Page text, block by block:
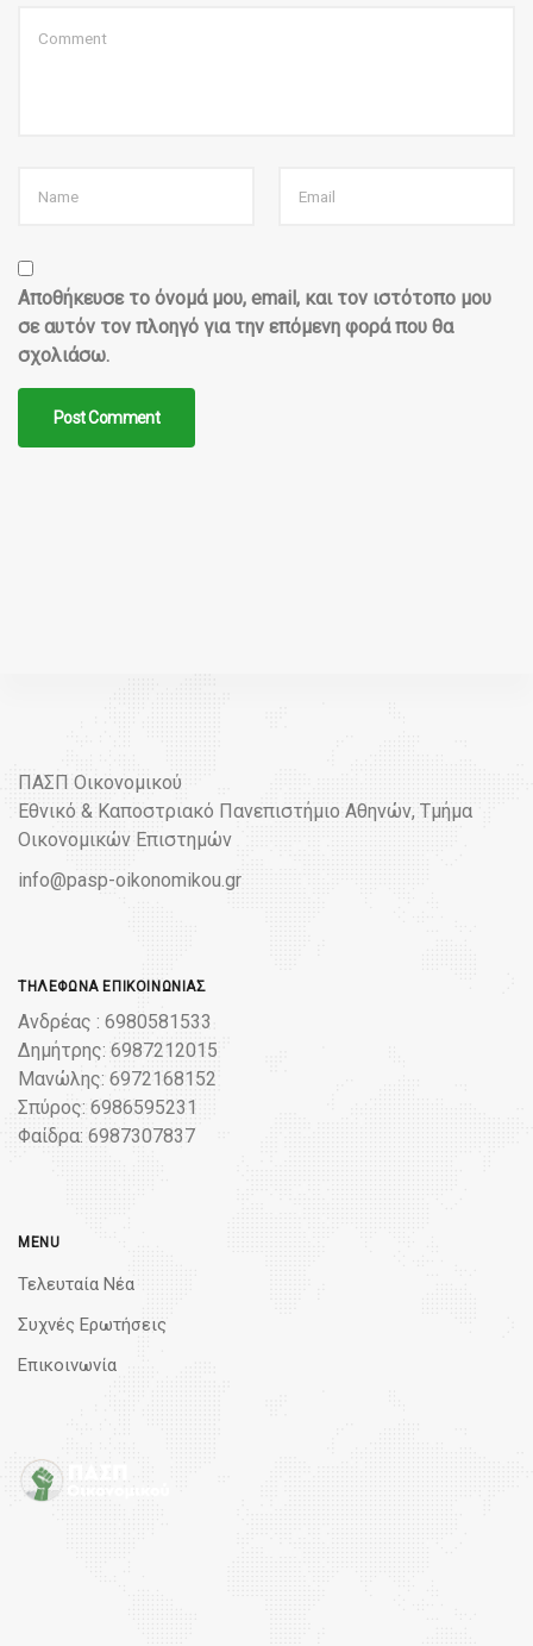
Αποθήκευσε το όνομά μου, email, και τον ιστότοπο μου
σε αυτόν τον πλοηγό για την επόμενη φορά που θα
σχολιάσω.
ΠΑΣΠ Οικονομικού
Εθνικό & Καποστριακό Πανεπιστήμιο Αθηνών, Τμήμα
Οικονομικών Επιστημών
info@pasp-oikonomikou.gr
ΤΗΛΈΦΩΝΑ ΕΠΙΚΟΙΝΩΝΊΑΣ
Ανδρέας : 6980581533
Δημήτρης: 6987212015
Μανώλης: 6972168152
Σπύρος: 6986595231
Φαίδρα: 6987307837
MENU
Τελευταία Νέα
Συχνές Ερωτήσεις
Επικοινωνία